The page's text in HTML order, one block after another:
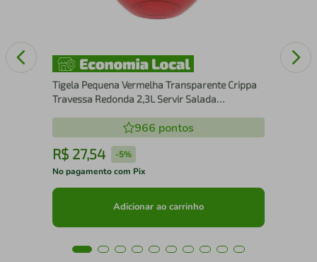
Tigela Pequena Vermelha Transparente Crippa
Travessa Redonda 2,3L Servir Salada
966 pontos
R$ 27,54 -5%
No pagamento com Pix
Adicionar ao carrinho